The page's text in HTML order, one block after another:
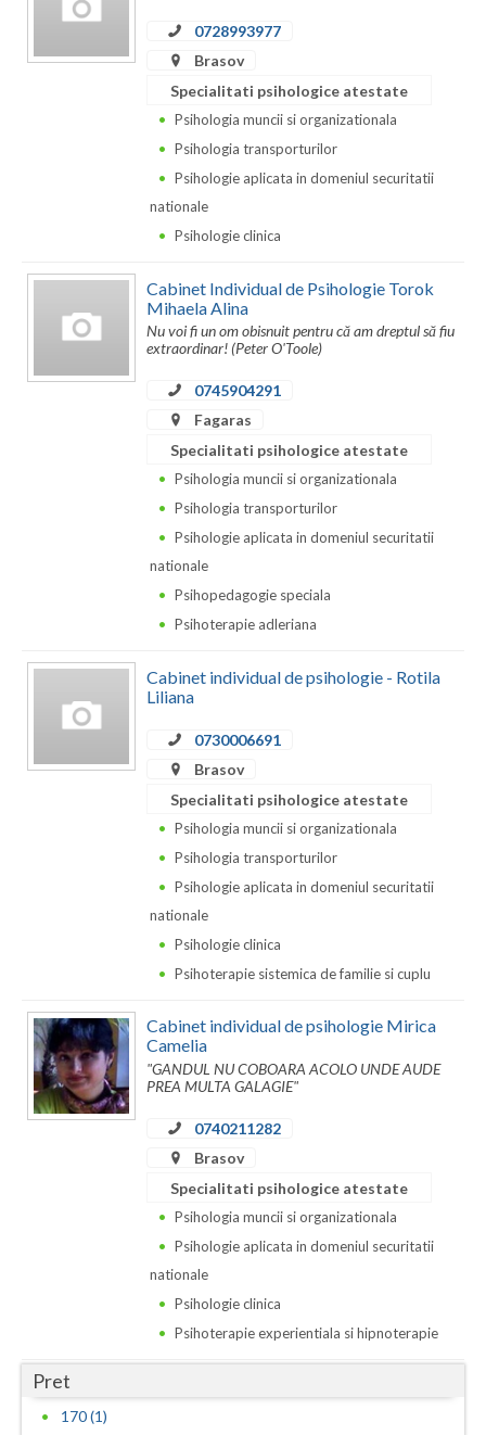
Galati
Giurgiu
Iasi
Maramures
Satu-Mare
Suceava
Vrancea
0728993977
Brasov
Specialitati psihologice atestate
Psihologia muncii si organizationala
Psihologia transporturilor
Psihologie aplicata in domeniul securitatii
nationale
Psihologie clinica
Cabinet Individual de Psihologie Torok
Mihaela Alina
Nu voi fi un om obisnuit pentru că am dreptul să fiu
extraordinar! (Peter O'Toole)
0745904291
Fagaras
Specialitati psihologice atestate
Psihologia muncii si organizationala
Psihologia transporturilor
Psihologie aplicata in domeniul securitatii
nationale
Psihopedagogie speciala
Psihoterapie adleriana
Cabinet individual de psihologie - Rotila
Liliana
0730006691
Brasov
Specialitati psihologice atestate
Psihologia muncii si organizationala
Psihologia transporturilor
Psihologie aplicata in domeniul securitatii
nationale
Psihologie clinica
Psihoterapie sistemica de familie si cuplu
Cabinet individual de psihologie Mirica
Camelia
"GANDUL NU COBOARA ACOLO UNDE AUDE
PREA MULTA GALAGIE"
0740211282
Brasov
Specialitati psihologice atestate
Psihologia muncii si organizationala
Psihologie aplicata in domeniul securitatii
nationale
Psihologie clinica
Psihoterapie experientiala si hipnoterapie
Pret
170 (1)